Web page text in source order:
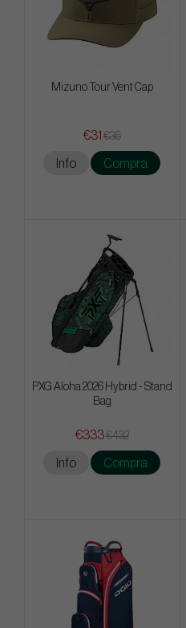
Mizuno Tour Vent Cap
€31 €36
Info Compra
PXG Aloha 2026 Hybrid - Stand
Bag
€333€432
Info Compra